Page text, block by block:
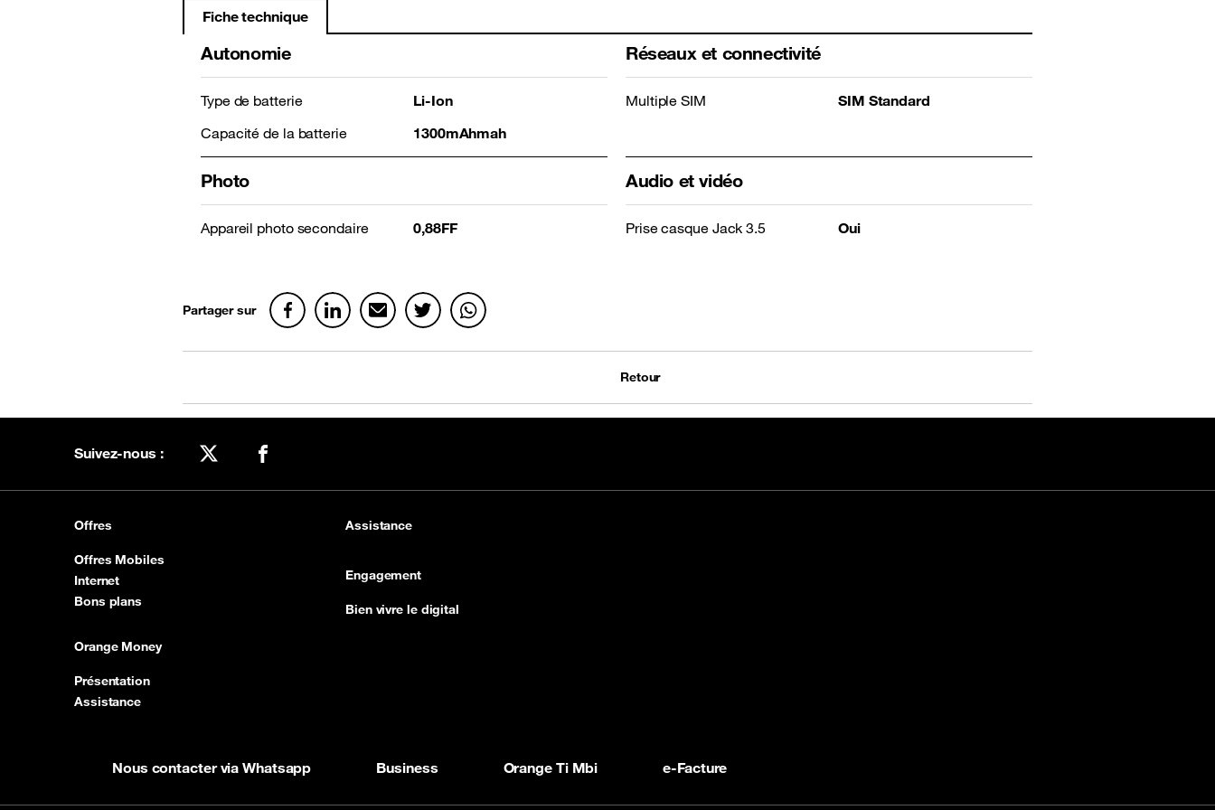
Fiche technique
Autonomie
Type de batterie
Li-Ion
Capacité de la batterie
1300mAhmah
Réseaux et connectivité
Multiple SIM SIM Standard
Photo
Appareil photo secondaire 0,88FF
Audio et vidéo
Prise casque Jack 3.5 Oui
Partager sur
Retour
Suivez-nous :
Offres
Offres Mobiles
Internet
Bons plans
Orange Money
Présentation
Assistance
Assistance
Engagement
Bien vivre le digital
Nous contacter via Whatsapp Business Orange Ti Mbi e-Facture